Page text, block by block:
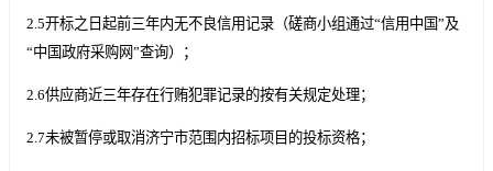
2.5开标之日起前三年内无不良信用记录（磋商小组通过“信用中国”及
“中国政府采购网”查询）；
2.6供应商近三年存在行贿犯罪记录的按有关规定处理；
2.7未被暂停或取消济宁市范围内招标项目的投标资格；